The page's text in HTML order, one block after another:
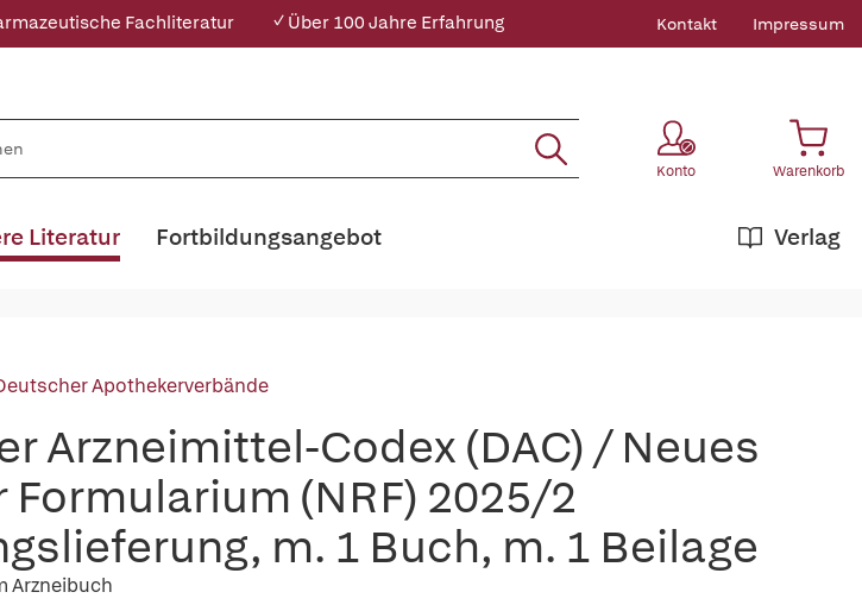
Fachliteratur ✓ Über 100 Jahre Erfahrung Kontakt Impressum
Konto Warenkorb
Literatur Verlag
Fortbildungsangebot
Apothekerverbände
Arzneimittel-Codex (DAC) / Neues
Formularium (NRF) 2025/2
m. 1 Buch, m. 1 Beilage
Arzneibuch